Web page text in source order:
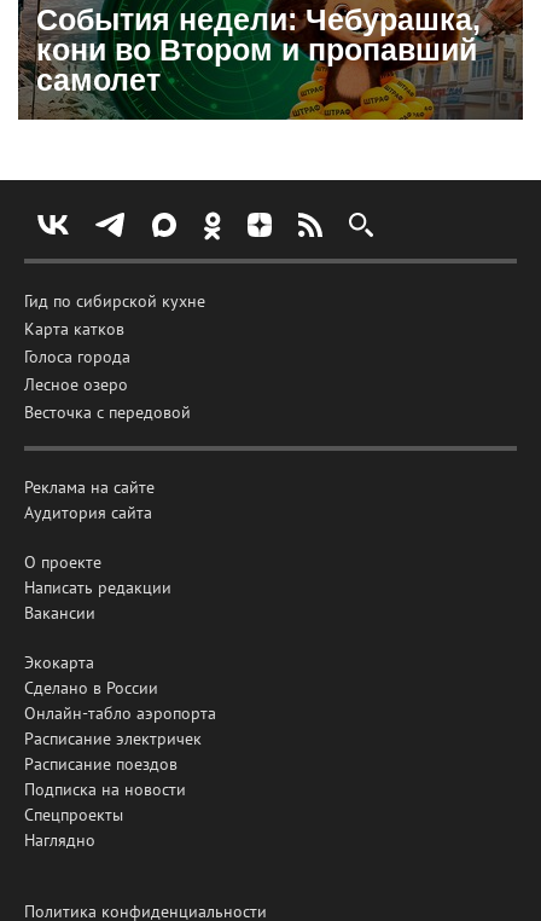
События недели: Чебурашка,
кони во Втором и пропавший
самолет
Гид по сибирской кухне
Карта катков
Голоса города
Лесное озеро
Весточка с передовой
Реклама на сайте
Аудитория сайта
О проекте
Написать редакции
Вакансии
Экокарта
Сделано в России
Онлайн-табло аэропорта
Расписание электричек
Расписание поездов
Подписка на новости
Спецпроекты
Наглядно
Политика конфиденциальности